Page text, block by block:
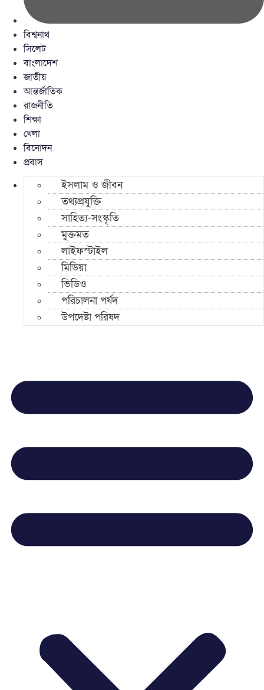
বিশ্বনাথ
সিলেট
বাংলাদেশ
জাতীয়
আন্তর্জাতিক
রাজনীতি
শিক্ষা
খেলা
বিনোদন
প্রবাস
ইসলাম ও জীবন
তথ্যপ্রযুক্তি
সাহিত্য-সংস্কৃতি
মুক্তমত
লাইফস্টাইল
মিডিয়া
ভিডিও
পরিচালনা পর্ষদ
উপদেষ্টা পরিষদ